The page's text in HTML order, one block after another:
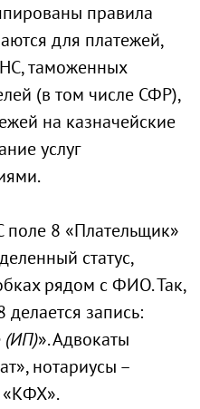
правила
для платежей,
таможенных
(в том числе СФР),
на казначейские
услуг
8 «Плательщик»
статус,
рядом с ФИО. Так,
запись:
(ИП)». Адвокаты
нотариусы –
«КФХ».